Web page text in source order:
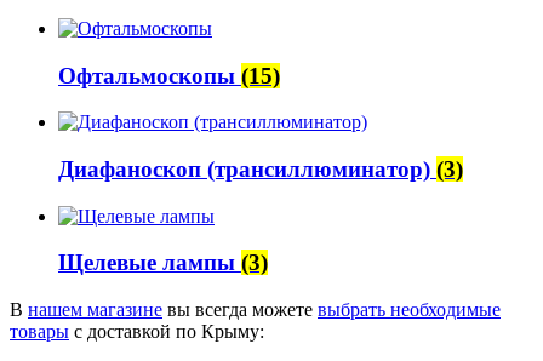
Офтальмоскопы (15)
Диафаноскоп (трансиллюминатор) (3)
Щелевые лампы (3)
В нашем магазине вы всегда можете выбрать необходимые
товары с доставкой по Крыму: